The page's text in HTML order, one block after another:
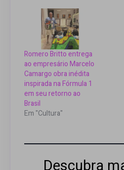
Romero Britto entrega
ao empresário Marcelo
Camargo obra inédita
inspirada na Fórmula 1
em seu retorno ao
Brasil
Em "Cultura"